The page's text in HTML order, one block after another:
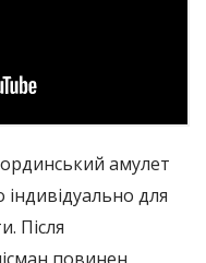
амулет
для
Після